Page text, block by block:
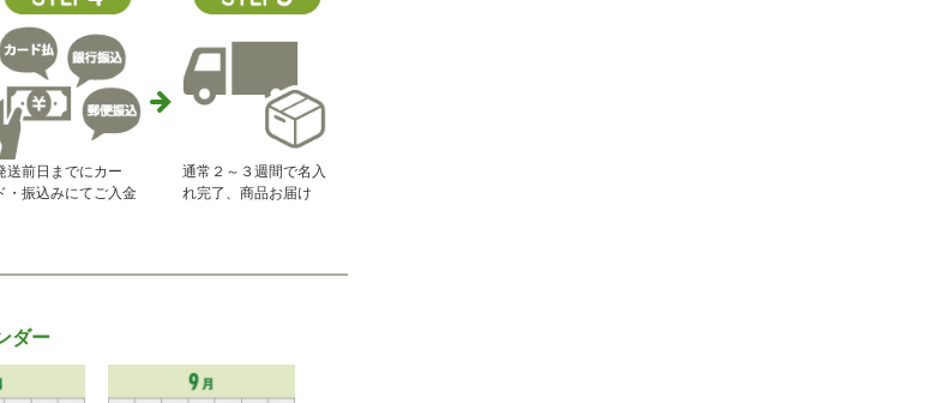
送前日までにカー
・振込みにてご入金
通常２～３週間で名入
れ完了、商品お届け
ダー